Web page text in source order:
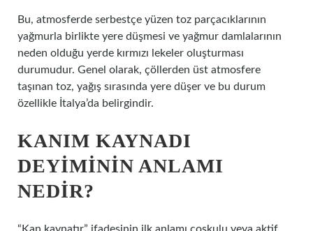
Bu, atmosferde serbestçe yüzen toz parçacıklarının
yağmurla birlikte yere düşmesi ve yağmur damlalarının
neden olduğu yerde kırmızı lekeler oluşturması
durumudur. Genel olarak, çöllerden üst atmosfere
taşınan toz, yağış sırasında yere düşer ve bu durum
özellikle İtalya’da belirgindir.
KANIM KAYNADI
DEYIMININ ANLAMI
NEDIR?